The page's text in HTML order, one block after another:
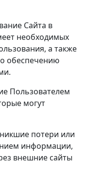
Сайта в
необходимых
а также
обеспечению
Пользователем
могут
потери или
информации,
внешние сайты